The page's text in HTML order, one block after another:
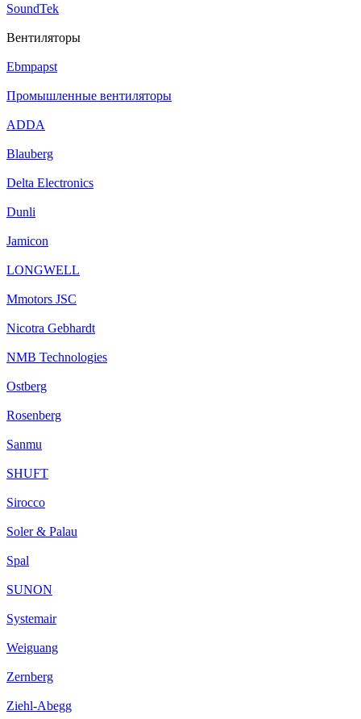
SoundTek
Вентиляторы
Ebmpapst
Промышленные вентиляторы
ADDA
Blauberg
Delta Electronics
Dunli
Jamicon
LONGWELL
Mmotors JSC
Nicotra Gebhardt
NMB Technologies
Ostberg
Rosenberg
Sanmu
SHUFT
Sirocco
Soler & Palau
Spal
SUNON
Systemair
Weiguang
Zernberg
Ziehl-Abegg